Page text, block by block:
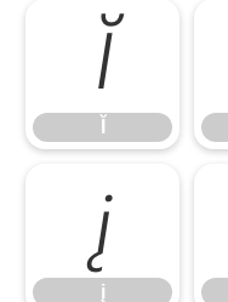
Ĭ
į
į